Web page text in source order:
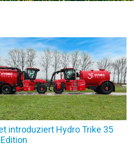
introduziert Hydro Trike 35